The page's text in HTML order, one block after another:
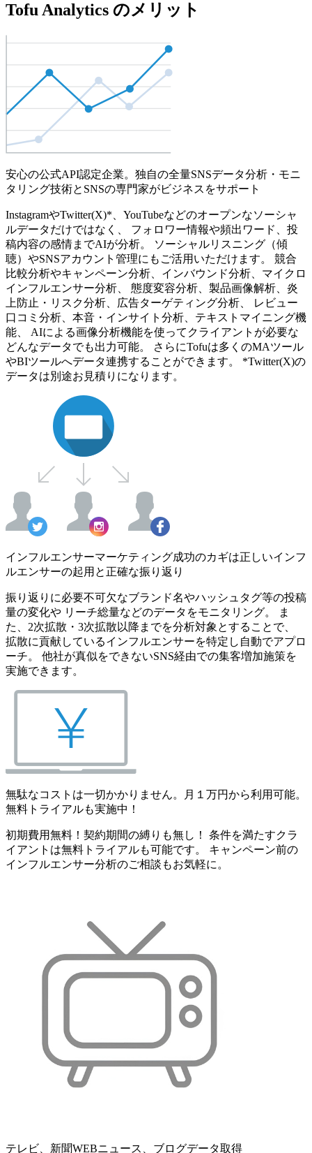
Tofu Analytics のメリット
安心の公式API認定企業。独自の全量SNSデータ分析・モニ
タリング技術とSNSの専門家がビジネスをサポート
InstagramやTwitter(X)*、YouTubeなどのオープンなソーシャ
ルデータだけではなく、 フォロワー情報や頻出ワード、投
稿内容の感情までAIが分析。 ソーシャルリスニング（傾
聴）やSNSアカウント管理にもご活用いただけます。 競合
比較分析やキャンペーン分析、インバウンド分析、マイクロ
インフルエンサー分析、 態度変容分析、製品画像解析、炎
上防止・リスク分析、広告ターゲティング分析、 レビュー
口コミ分析、本音・インサイト分析、テキストマイニング機
能、 AIによる画像分析機能を使ってクライアントが必要な
どんなデータでも出力可能。 さらにTofuは多くのMAツール
やBIツールへデータ連携することができます。 *Twitter(X)の
データは別途お見積りになります。
インフルエンサーマーケティング成功のカギは正しいインフ
ルエンサーの起用と正確な振り返り
振り返りに必要不可欠なブランド名やハッシュタグ等の投稿
量の変化や リーチ総量などのデータをモニタリング。 ま
た、2次拡散・3次拡散以降までを分析対象とすることで、
拡散に貢献しているインフルエンサーを特定し自動でアプロ
ーチ。 他社が真似をできないSNS経由での集客増加施策を
実施できます。
無駄なコストは一切かかりません。月１万円から利用可能。
無料トライアルも実施中！
初期費用無料！契約期間の縛りも無し！ 条件を満たすクラ
イアントは無料トライアルも可能です。 キャンペーン前の
インフルエンサー分析のご相談もお気軽に。
テレビ、新聞WEBニュース、ブログデータ取得